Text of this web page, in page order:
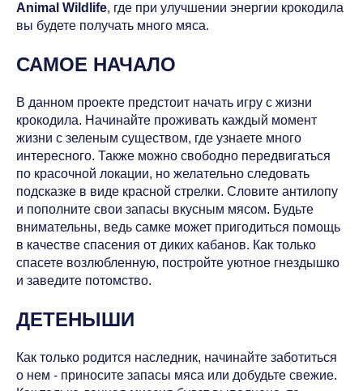
Animal Wildlife, где при улучшении энергии крокодила
вы будете получать много мяса.
САМОЕ НАЧАЛО
В данном проекте предстоит начать игру с жизни
крокодила. Начинайте проживать каждый момент
жизни с зеленым существом, где узнаете много
интересного. Также можно свободно передвигаться
по красочной локации, но желательно следовать
подсказке в виде красной стрелки. Словите антилопу
и пополните свои запасы вкусным мясом. Будьте
внимательны, ведь самке может пригодиться помощь
в качестве спасения от диких кабанов. Как только
спасете возлюбленную, постройте уютное гнездышко
и заведите потомство.
ДЕТЕНЫШИ
Как только родится наследник, начинайте заботиться
о нем - приносите запасы мяса или добудьте свежие.